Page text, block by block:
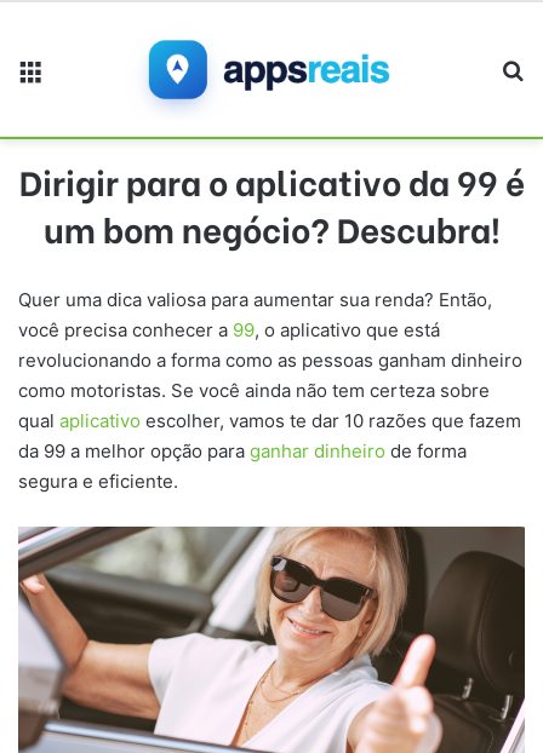
Dirigir para o aplicativo da 99 é
um bom negócio? Descubra!
Quer uma dica valiosa para aumentar sua renda? Então,
você precisa conhecer a 99, o aplicativo que está
revolucionando a forma como as pessoas ganham dinheiro
como motoristas. Se você ainda não tem certeza sobre
qual aplicativo escolher, vamos te dar 10 razões que fazem
da 99 a melhor opção para ganhar dinheiro de forma
segura e eficiente.